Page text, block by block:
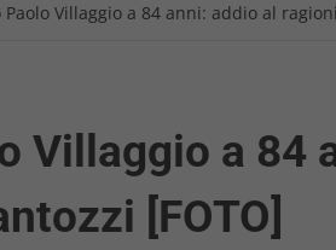
Paolo Villaggio a 84 anni: addio al
Villaggio a 84
[FOTO]